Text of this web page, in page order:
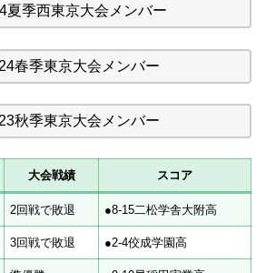
夏季西東京大会メンバー
春季東京大会メンバー
秋季東京大会メンバー
大会戦績 スコア
2回戦で敗退 ●8-15二松学舎大附高
3回戦で敗退 ●2-4佼成学園高